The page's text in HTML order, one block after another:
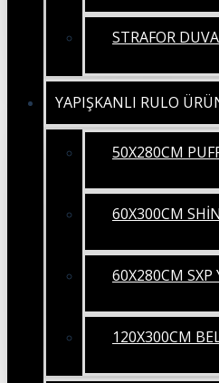
STRAFOR
YAPIŞKANLI RULO
50X280CM
60X300CM
60X280CM SXP
120X300CM